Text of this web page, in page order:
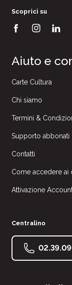
Scoprici su
Aiuto e
Carte Cultura
Chi siamo
Termini &
Supporto abbonati
Contatti
Come accedere ai
Attivazione
Centralino